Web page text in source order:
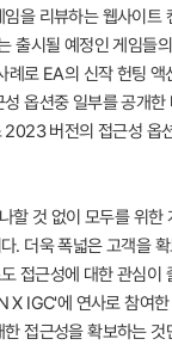
을 리뷰하는 웹사이트
출시될 예정인 게임들
례로 EA의 신작 헌팅 액
옵션중 일부를 공개
2023 버전의 접근성 옵
할 것 없이 모두를 위한
. 더욱 폭넓은 고객을
접근성에 대한 관심이
X IGC'에 연사로 참여
접근성을 확보하는